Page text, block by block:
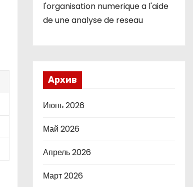
l'organisation numerique a l'aide
de une analyse de reseau
Архив
Июнь 2026
Май 2026
Апрель 2026
Март 2026